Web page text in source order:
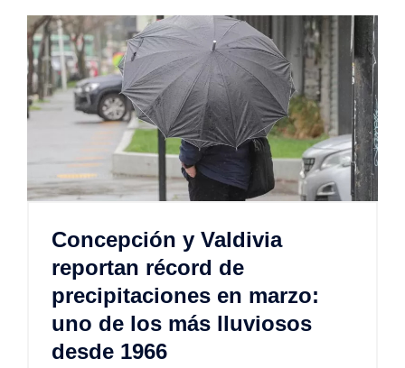
Concepción y Valdivia
reportan récord de
precipitaciones en marzo:
uno de los más lluviosos
desde 1966